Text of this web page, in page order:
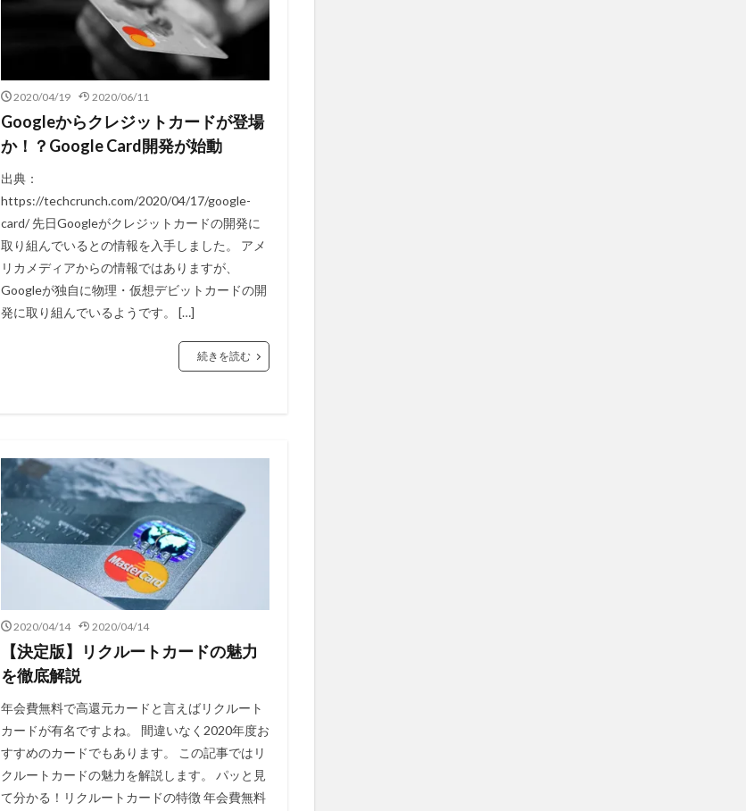
2020/04/19 2020/06/11
Googleからクレジットカードが登場
か！？Google Card開発が始動
出典：
https://techcrunch.com/2020/04/17/google-
card/ 先日Googleがクレジットカードの開発に
取り組んでいるとの情報を入手しました。 アメ
リカメディアからの情報ではありますが、
Googleが独自に物理・仮想デビットカードの開
発に取り組んでいるようです。 […]
続きを読む
2020/04/14 2020/04/14
【決定版】リクルートカードの魅力
を徹底解説
年会費無料で高還元カードと言えばリクルート
カードが有名ですよね。 間違いなく2020年度お
すすめのカードでもあります。 この記事ではリ
クルートカードの魅力を解説します。 パッと見
て分かる！リクルートカードの特徴 年会費無料